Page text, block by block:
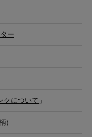
ー
クについて 」
)